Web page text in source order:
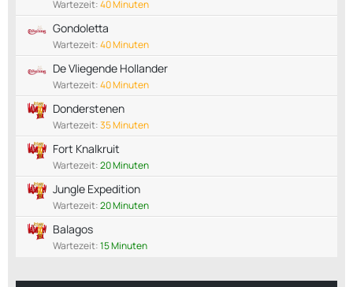
Wartezeit:40 Minuten
Gondoletta
Wartezeit:40 Minuten
De Vliegende Hollander
Wartezeit:40 Minuten
Donderstenen
Wartezeit:35 Minuten
Fort Knalkruit
Wartezeit:20 Minuten
Jungle Expedition
Wartezeit:20 Minuten
Balagos
Wartezeit:15 Minuten